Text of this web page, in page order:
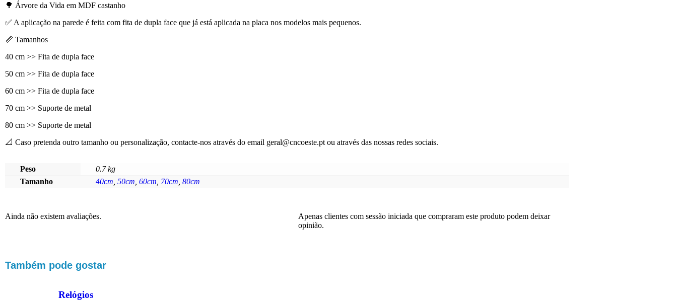
🌳 Árvore da Vida em MDF castanho
✅ A aplicação na parede é feita com fita de dupla face que já está aplicada na placa nos modelos mais pequenos.
📏 Tamanhos
40 cm >> Fita de dupla face
50 cm >> Fita de dupla face
60 cm >> Fita de dupla face
70 cm >> Suporte de metal
80 cm >> Suporte de metal
📐 Caso pretenda outro tamanho ou personalização, contacte-nos através do email geral@cncoeste.pt ou através das nossas redes sociais.
Peso
0.7 kg
Tamanho
40cm 50cm 60cm 70cm 80cm
Ainda não existem avaliações.
Apenas clientes com sessão iniciada que compraram este produto podem deixar
opinião.
Também pode gostar
Relógios